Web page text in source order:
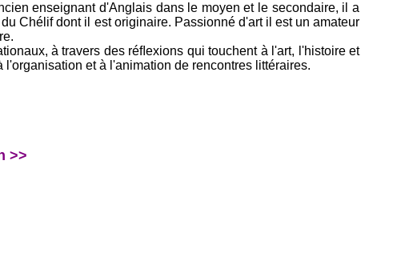
enseignant d'Anglais dans le moyen et le secondaire, il a
Chélif dont il est originaire. Passionné d'art il est un amateur
à travers des réﬂexions qui touchent à l'art, l'histoire et
et à l'animation de rencontres littéraires.
>>